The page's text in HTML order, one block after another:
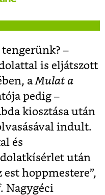
–
is eljátszott
aMulat a
pedig –
kiosztása után
indult.
és
után
est hoppmestere”,
Nagygéci